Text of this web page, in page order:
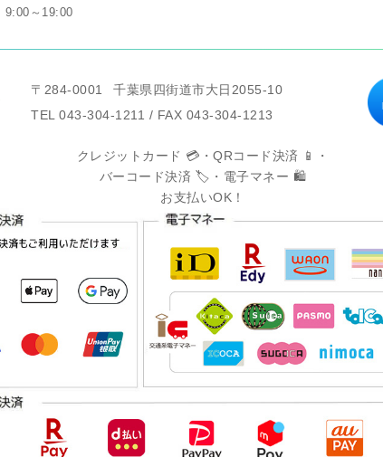
9:00～19:00
〒284-0001
千葉県四街道市大日2055-10
TEL 043-304-1211 / FAX 043-304-1213
クレジットカード 💳・QRコード決済 📱・
バーコード決済 🏷️・電子マネー 🛍️
お支払いOK！